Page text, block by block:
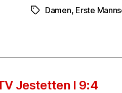
Schlagwörter
Damen, Erste
Jestetten I 9:4